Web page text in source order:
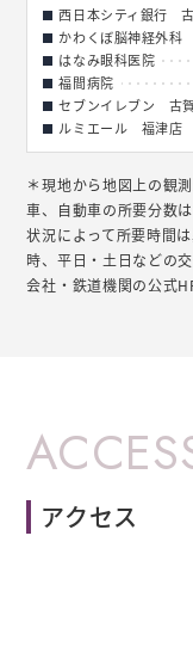
西日本シティ銀行
かわくぼ脳神経外科
はなみ眼科医院
福間病院
セブンイレブン 古
ルミエール 福津店
＊現地から地図上の観
車、自動車の所要分数
状況によって所要時間
時、平日・土日などの
会社・鉄道機関の公式
アクセス